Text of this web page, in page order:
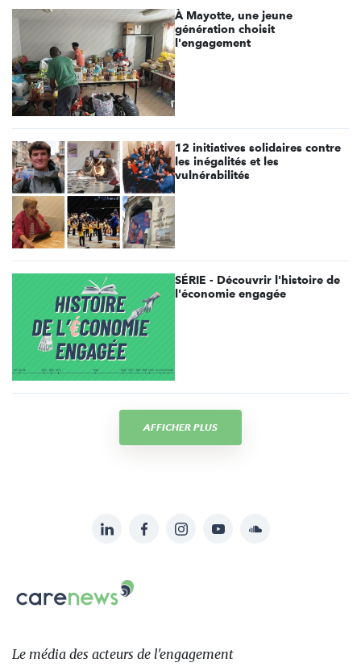
À Mayotte, une jeune
génération choisit
l'engagement
12 initiatives solidaires contre
les inégalités et les
vulnérabilités
SÉRIE - Découvrir l'histoire de
l'économie engagée
AFFICHER PLUS
sur:
LinkedInFacebookInstagramYouTubeSoundcloud
Le
des
Le média des acteurs de l'engagement